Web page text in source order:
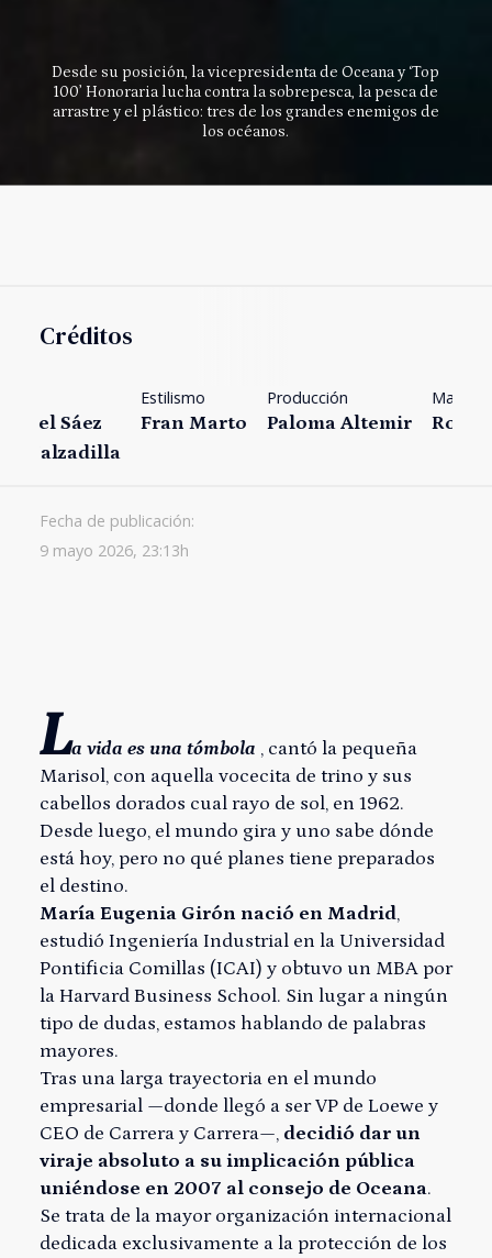
Desde su posición, la vicepresidenta de Oceana y ‘Top
100’ Honoraria lucha contra la sobrepesca, la pesca de
arrastre y el plástico: tres de los grandes enemigos de
los océanos.
Créditos
Fran Marto
Producción
Paloma Altemir
Maquillaje
Rosa Navajas
Texto
Raúl
Fecha de publicación:
9 mayo 2026, 23:13h
La vida es una tómbola , cantó la pequeña
Marisol, con aquella vocecita de trino y sus
cabellos dorados cual rayo de sol, en 1962.
Desde luego, el mundo gira y uno sabe dónde
está hoy, pero no qué planes tiene preparados
el destino.
María Eugenia Girón nació en Madrid,
estudió Ingeniería Industrial en la Universidad
Pontificia Comillas (ICAI) y obtuvo un MBA por
la Harvard Business School. Sin lugar a ningún
tipo de dudas, estamos hablando de palabras
mayores.
Tras una larga trayectoria en el mundo
empresarial —donde llegó a ser VP de Loewe y
CEO de Carrera y Carrera—, decidió dar un
viraje absoluto a su implicación pública
uniéndose en 2007 al consejo de Oceana.
Se trata de la mayor organización internacional
dedicada exclusivamente a la protección de los